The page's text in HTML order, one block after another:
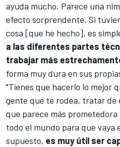
ayuda mucho. Parece una
efecto sorprendente. Si
cosa [que he hecho], es
a las diferentes partes
trabajar más
forma muy dura en sus
"Tienes que hacerlo lo mejor
gente que te rodea, tratar de
que parece más
todo el mundo para que vaya
supuesto, es muy útil ser